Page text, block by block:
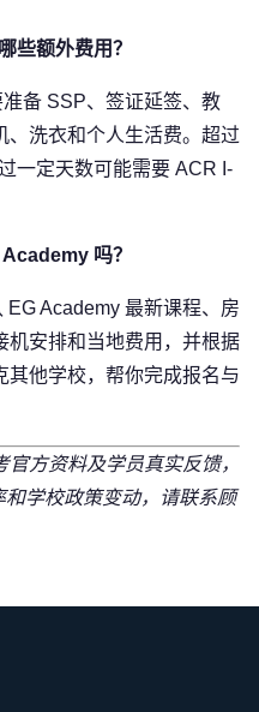
些额外费用？
备 SSP、签证延签、教
、洗衣和个人生活费。超过
一定天数可能需要 ACR I-
吗？
Academy 最新课程、房
机安排和当地费用，并根据
其他学校，帮你完成报名与
方资料及学员真实反馈，
学校政策变动，请联系顾